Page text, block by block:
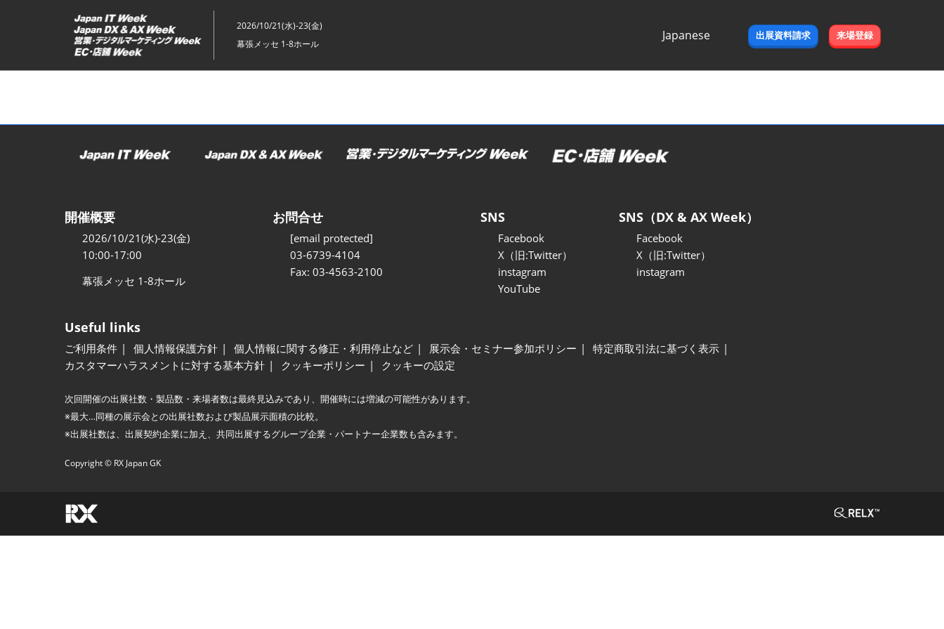
ッ
2026/10/21(水)-23(金)
幕張メッセ 1-8ホール
Japanese
出展資料請求 来場登録
開催概要
2026/10/21(水)-23(金)
10:00-17:00
幕張メッセ 1-8ホール
お問合せ
[email protected]
03-6739-4104
Fax: 03-4563-2100
SNS
Facebook
X（旧:Twitter）
instagram
YouTube
SNS（DX & AX Week）
Facebook
X（旧:Twitter）
instagram
Useful links
ご利用条件 個人情報保護方針 個人情報に関する修正・利用停止など 展示会・セミナー参加ポリシー
特定商取引法に基づく表示
カスタマーハラスメントに対する基本方針
クッキーポリシー クッキーの設定
次回開催の出展社数・製品数・来場者数は最終見込みであり、開催時には増減の可能性があります。
※最大…同種の展示会との出展社数および製品展示面積の比較。
※出展社数は、出展契約企業に加え、共同出展するグループ企業・パートナー企業数も含みます。
Copyright © RX Japan GK